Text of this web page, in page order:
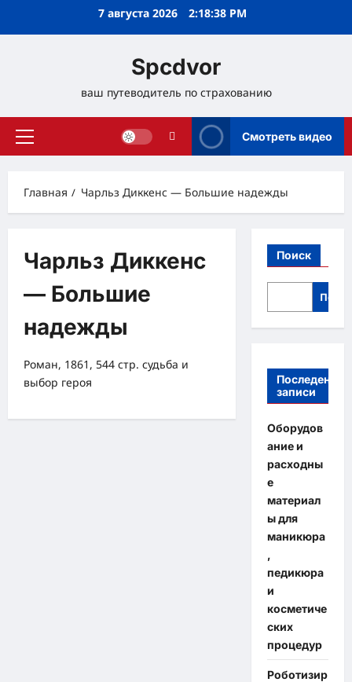
7 августа 2026 2:18:39 PM
Spcdvor
ваш путеводитель по страхованию
Основное
Смотреть видео
Главная Чарльз Диккенс — Большие надежды
Чарльз Диккенс
— Большие
надежды
Роман, 1861, 544 стр. судьба и
выбор героя
Поиск
Поиск
Последение
записи
Оборудов
ание и
расходны
е
материал
ы для
маникюра
,
педикюра
и
косметиче
ских
процедур
Роботизир